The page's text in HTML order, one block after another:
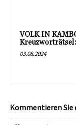
VOLK IN
03.08.2024
Kommentieren Sie